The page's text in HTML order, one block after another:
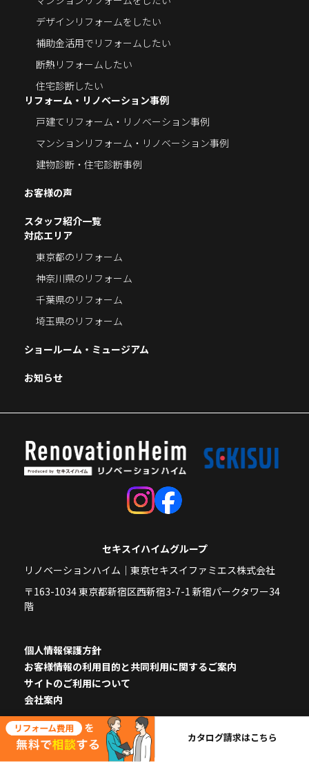
デザインリフォームをしたい
補助金活用でリフォームしたい
断熱リフォームしたい
住宅診断したい
リフォーム・リノベーション事例
戸建てリフォーム・リノベーション事例
マンションリフォーム・リノベーション事例
建物診断・住宅診断事例
お客様の声
スタッフ紹介一覧
対応エリア
東京都のリフォーム
神奈川県のリフォーム
千葉県のリフォーム
埼玉県のリフォーム
ショールーム・ミュージアム
お知らせ
セキスイハイムグループ
リノベーションハイム｜東京セキスイファミエス株式会社
〒163-1034 東京都新宿区西新宿3-7-1 新宿パークタワー34
階
個人情報保護方針
お客様情報の利用目的と共同利用に関するご案内
サイトのご利用について
会社案内
© リノベーションハイム, Inc. All Rights Reserved
カタログ請求はこちら